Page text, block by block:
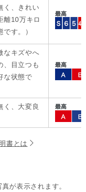
く、きれい
離10万キロ
す。）
なキズやへ
、目立つも
な状態で
く、大変良
書とは
が表示されます。